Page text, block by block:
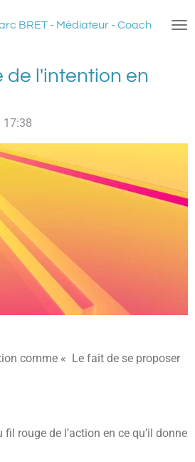
BRET - Médiateur - Coach
de l'intention en
17:38
comme « Le fait de se proposer
rouge de l’action en ce qu’il donne